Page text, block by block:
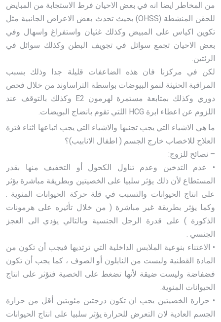
من المخاطر ايضا انه في بعض الاحيان فرط الاستجابة من المبايض
للحقن المنشطة (OHSS) بحيث تحدث بعض الاعراض الجانبية مثل
تكوين اكياس على المبيض وكذلك غثيان واستفراغ واسهال وفي
بعض الاحيان تجمع سوائل في تجويف البطن وكذلك سوائل في
الرئتين.
لكن في مركزنا فان هذه الضاعفات قليلة جدا وذلك بسبب
المراقبة الحثيثة لنمو البيوضات بواسطة التراساوند من خلال فحص
دوري وكذلك بمتابعة مستمرة لهرمون E2 وكذلك بالتوقف عند
اللزوم عن اعطاء ابرة HCG اللتي تقوم بانضاج البويضات.
ما هي الاشياء التي يجب تجنبها والاشياء التي يجب اتباعها اثناء فترة
العلاج للاخصاب خارج الجسم ( اطفال الانابيب)؟
– نصائح للزوج:
• عدم التدخين وعدم تناول الكحول أو التخفيف منها بقدر
المستطاع لأن ذلك يؤثر سلبيا على الخصيتين وبطريقة مباشرة يؤثر
على انتاج الحيوانات والتسبب في قلة حركة الحيوانات المنوية .
وكما يؤثر بطريقة غير مباشرة ( من خلال تأثيره على هرمونات
الذكورة ) على قدرة الرجل الجنسية وبالتالي يؤدي الى العجز
الجنسي .
• الاعتناء بنوعية الملابس الداخلية التي ترتديها فيجب أن تكون من
المادة القطنية وليست من النايلون أو الصوف ، كما يجب أن تكون
فضفاضة وليست ضيقة لأنها تضغط على الخصية فتؤثر على انتاج
الحيوانات المنوية.
• حرارة الخصيتين يجب ان تكون درجتين مئويتين أقل من حرارة
الجسم العادية لان التعرض للحرارة يؤثر سلبيا على انتاج الحيوانات